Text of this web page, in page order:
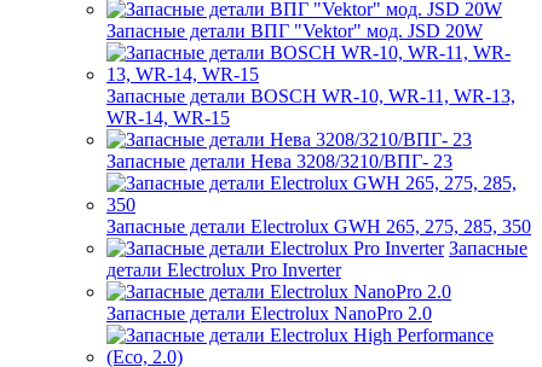
Запасные детали ВПГ "Vektor" мод. JSD 20W
Запасные детали BOSCH WR-10, WR-11, WR-13,
WR-14, WR-15
Запасные детали Нева 3208/3210/ВПГ- 23
Запасные детали Electrolux GWH 265, 275, 285, 350
Запасные
детали Electrolux Pro Inverter
Запасные детали Electrolux NanoPro 2.0